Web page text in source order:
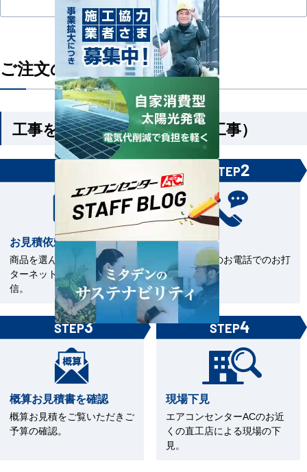
ご注文の流れ
工事を依頼される方（機器＋工事）
お見積依頼
商品を選んで見積依頼をイン
ターネットまたはFAXで送
信。
STEP2
お打合せ
当社担当とのお電話でのお打
合せ。
STEP3
概算お見積書を確認
概算お見積をご覧いただきご
予算の確認。
STEP4
現場下見
エアコンセンターACのお近
くの直工店による現場の下
見。